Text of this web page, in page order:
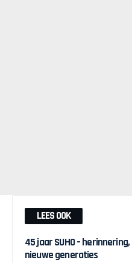
LEES OOK
45 jaar SUHO –
nieuwe generaties